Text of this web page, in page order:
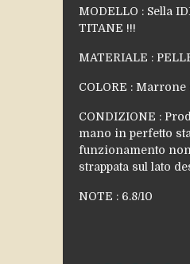
MODELLO : Sella
TITANE !!!
MATERIALE :
COLORE : Marrone
CONDIZIONE :
mano in perfetto
funzionamento
strappata sul lato
NOTE : 6.8/10